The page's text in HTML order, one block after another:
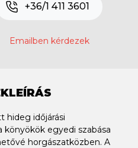
+36/1 411 3601
Emailben kérdezek
hideg időjárási
könyökök egyedi szabása
horgászatközben. A